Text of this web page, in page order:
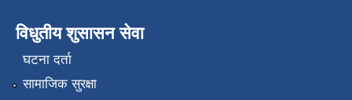
विधुतीय शुसासन सेवा
घटना दर्ता
सामाजिक सुरक्षा